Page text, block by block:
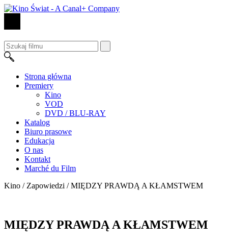
Strona główna
Premiery
Kino
VOD
DVD / BLU-RAY
Katalog
Biuro prasowe
Edukacja
O nas
Kontakt
Marché du Film
Kino / Zapowiedzi /MIĘDZY PRAWDĄ A KŁAMSTWEM
MIĘDZY PRAWDĄ A KŁAMSTWEM